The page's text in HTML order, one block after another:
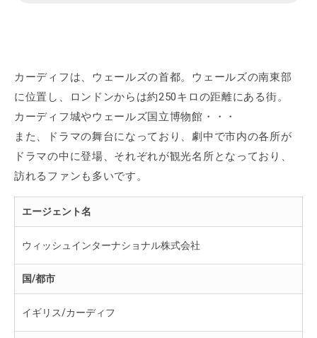
カーディフは、ウェールズの首都。ウェールズの南東部
に位置し、ロンドンからは約250キロの距離にある街。
カーディフ城やウェールズ国立博物館・・・
また、ドラマの舞台になっており、劇中で市内の各所が
ドラマの中に登場、それぞれが観光名所となっており、
訪れるファンも多いです。
エージェント名
ウィッシュインターナショナル株式会社
国/都市
イギリス/カーディフ